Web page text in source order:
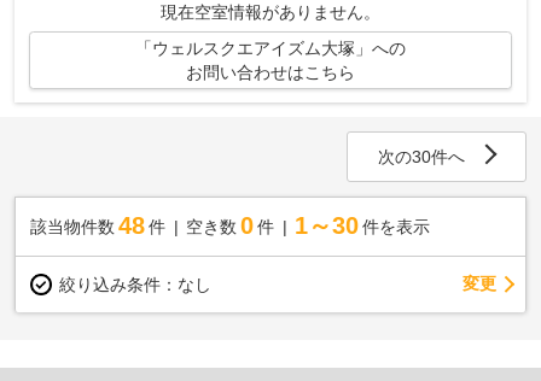
現在空室情報がありません。
「ウェルスクエアイズム大塚」への
お問い合わせはこちら
次の30件へ
該当物件数 48件 空き数 0 件 1～30 件を表示
絞り込み条件： なし 変更